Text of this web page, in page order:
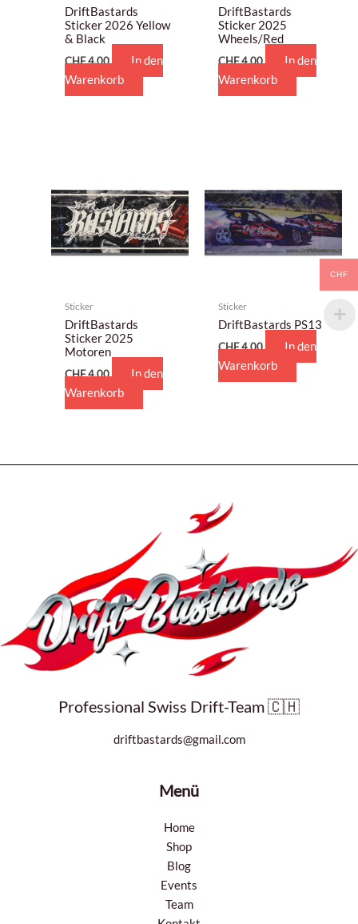
DriftBastards
Sticker 2026 Yellow
& Black
CHF4,00
In den
Warenkorb
DriftBastards
Sticker 2025
Wheels/Red
CHF4,00
In den
Warenkorb
Sticker
DriftBastards
Sticker 2025
Motoren
CHF4,00
In den
Warenkorb
Sticker
DriftBastards PS13
CHF4,00
In den
Warenkorb
Professional Swiss Drift-Team 🇨🇭
driftbastards@gmail.com
Menü
Home
Shop
Blog
Events
Team
CHF